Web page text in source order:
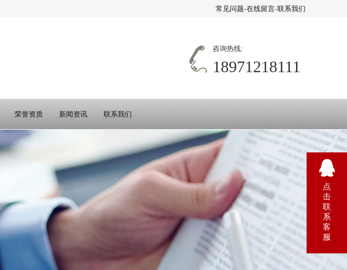
常见问题-在线留言-联系我们
咨询热线:
18971218111
荣誉资质 新闻资讯 联系我们
点
击
联
系
客
服